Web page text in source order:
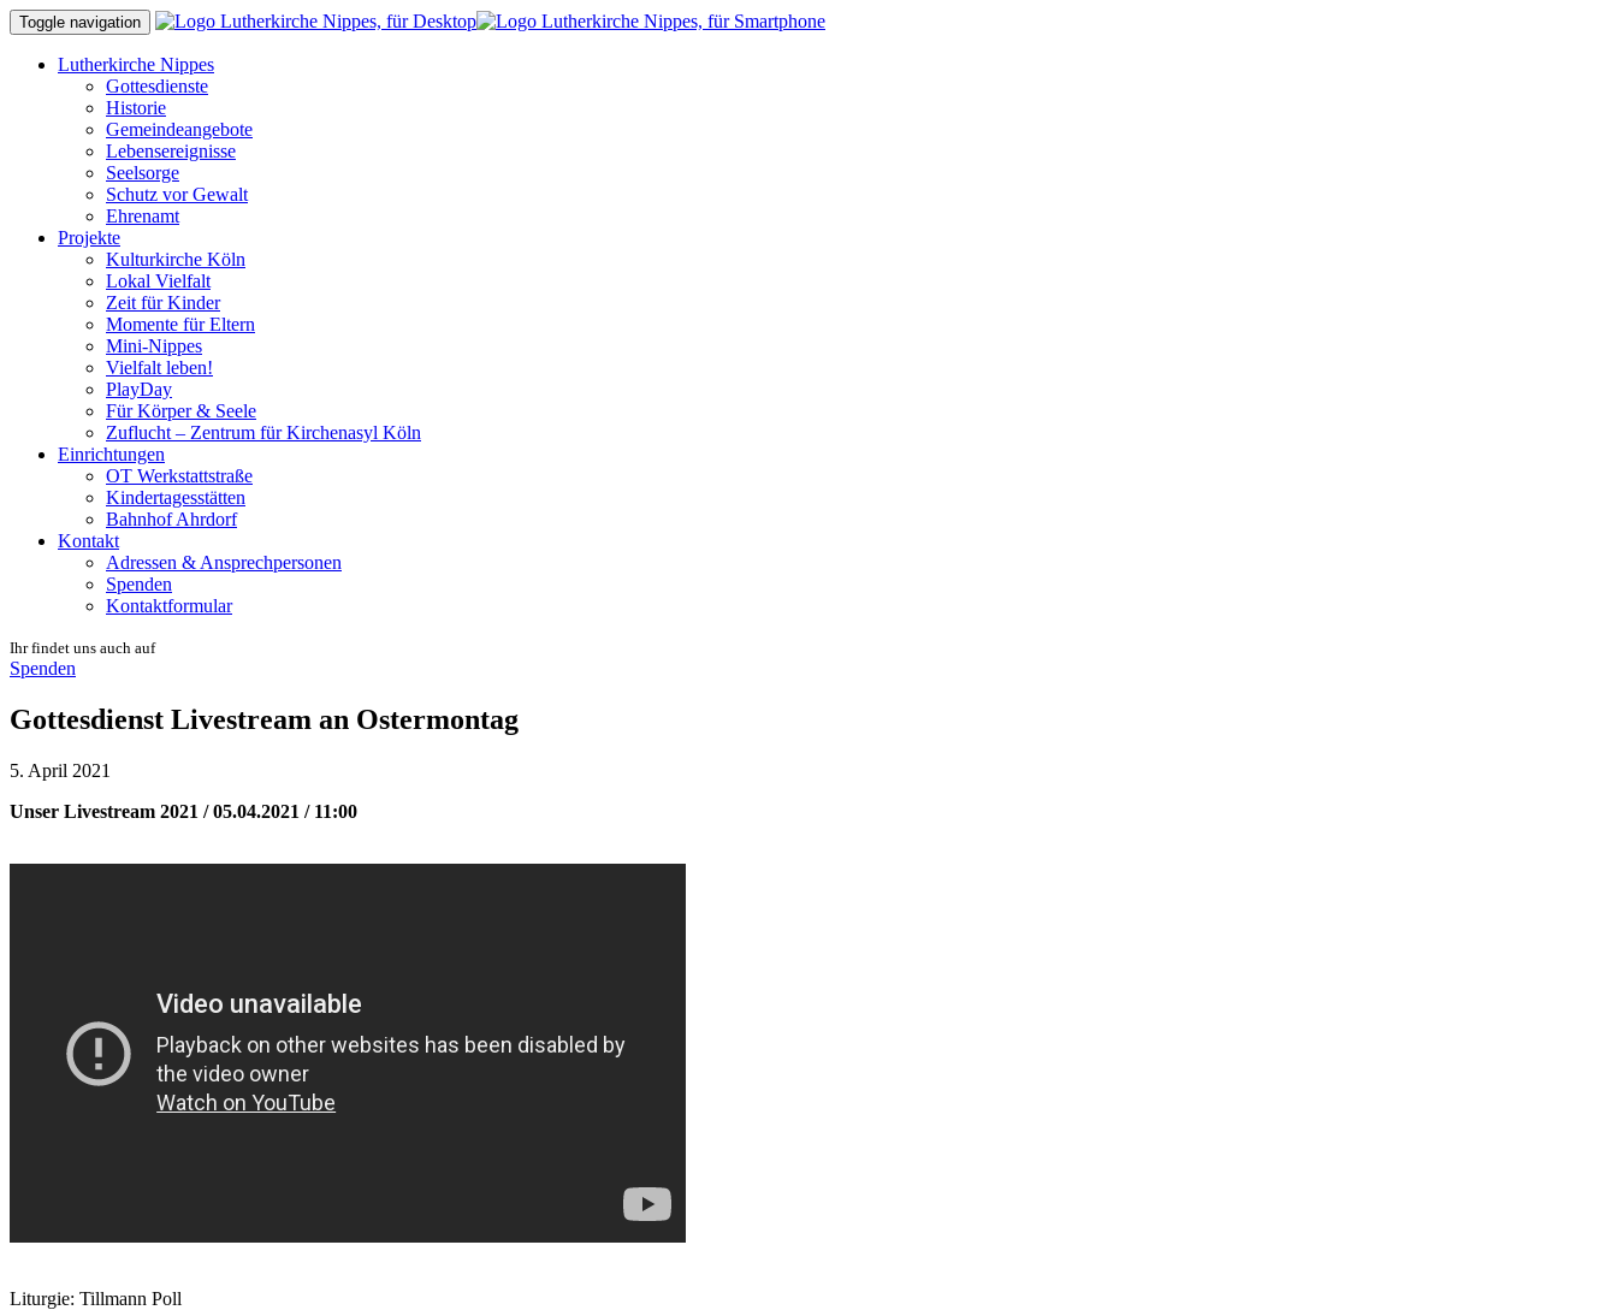
Toggle navigation
Lutherkirche Nippes
Gottesdienste
Historie
Gemeindeangebote
Lebensereignisse
Seelsorge
Schutz vor Gewalt
Ehrenamt
Projekte
Kulturkirche Köln
Lokal Vielfalt
Zeit für Kinder
Momente für Eltern
Mini-Nippes
Vielfalt leben!
PlayDay
Für Körper & Seele
Zuflucht – Zentrum für Kirchenasyl Köln
Einrichtungen
OT Werkstattstraße
Kindertagesstätten
Bahnhof Ahrdorf
Kontakt
Adressen & Ansprechpersonen
Spenden
Kontaktformular
Ihr findet uns auch auf
Spenden
Gottesdienst Livestream an Ostermontag
5. April 2021
Unser Livestream 2021 / 05.04.2021 / 11:00
Liturgie: Tillmann Poll